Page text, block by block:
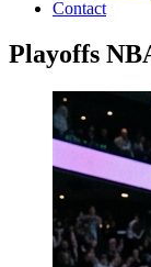
Contact
Playoffs